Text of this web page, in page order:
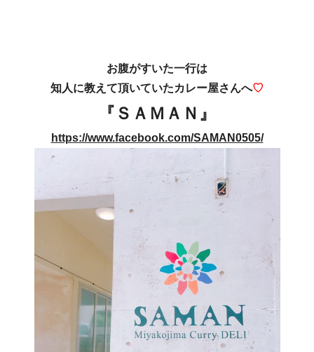
お腹がすいた一行は
知人に教えて頂いていたカレー屋さんへ♡
『ＳＡＭＡＮ』
https://www.facebook.com/SAMAN0505/